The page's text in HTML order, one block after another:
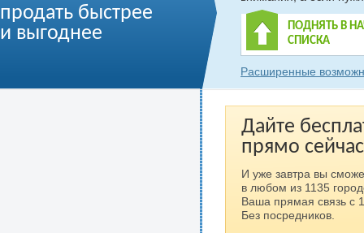
продать быстрее
и выгоднее
ПОДНЯТЬ В
СПИСКА
Расширенные
Дайте
прямо
И уже завтра вы
в любом из 1135
Ваша прямая связь с
Без посредников.